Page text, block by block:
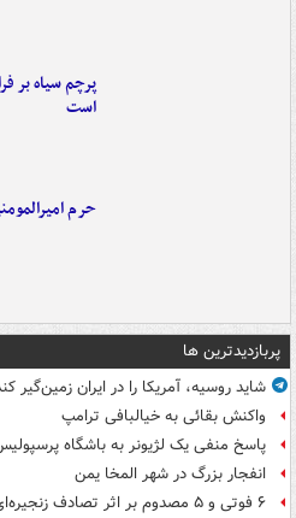
پرچم سیاه بر
است
حرم
پربازدیدترین ها
شاید روسیه، آمریکا را در ایران زمین‌گیر
واکنش بقائی به خیالبافی ترامپ
پاسخ منفی یک لژیونر به باشگاه
انفجار بزرگ در شهر المخا یمن
۶ فوتی و ۵ مصدوم بر اثر تصادف زنجیره‌ای